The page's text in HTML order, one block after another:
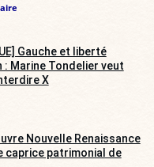
Gauche et liberté
: Marine Tondelier veut
X
Nouvelle Renaissance
caprice patrimonial de